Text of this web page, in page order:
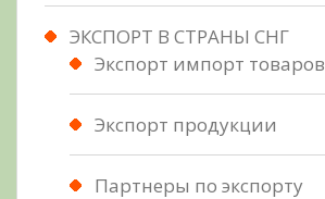
ЭКСПОРТ В СТРАНЫ СНГ
Экспорт импорт товаров
Экспорт продукции
Партнеры по экспорту